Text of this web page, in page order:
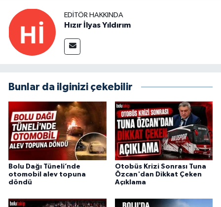
EDITÖR HAKKINDA
Hızır İlyas Yıldırım
Bunlar da ilginizi çekebilir
Bolu Dağı Tüneli’nde
otomobil alev topuna
döndü
Otobüs Krizi Sonrası Tuna
Özcan'dan Dikkat Çeken
Açıklama